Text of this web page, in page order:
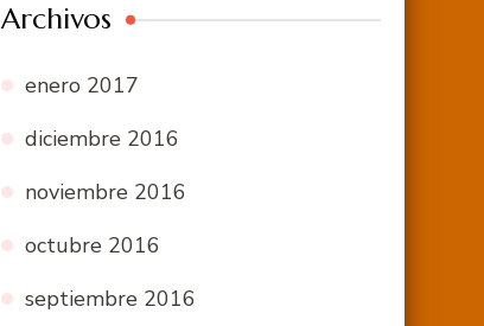
Archivos
enero 2017
diciembre 2016
noviembre 2016
octubre 2016
septiembre 2016